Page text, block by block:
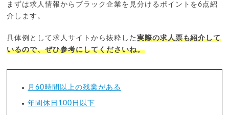
まずは求人情報からブラック企業を見分けるポイントを6点紹
介します。
具体例として求人サイトから抜粋した 実際の求人票も紹介して
いるので、ぜひ参考にしてくださいね。
月60時間以上の残業がある
年間休日100日以下